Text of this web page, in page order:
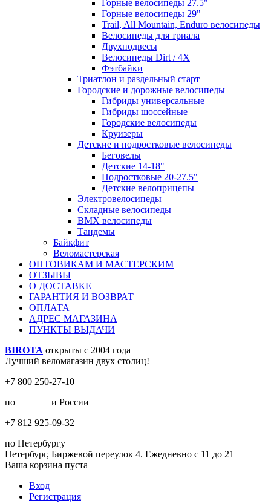
Горные велосипеды 27.5"
Горные велосипеды 29"
Trail, All Mountain, Enduro велосипеды
Велосипеды для триала
Двухподвесы
Велосипеды Dirt / 4X
Фэтбайки
Триатлон и раздельный старт
Городские и дорожные велосипеды
Гибриды универсальные
Гибриды шоссейные
Городские велосипеды
Круизеры
Детские и подростковые велосипеды
Беговелы
Детские 14-18"
Подростковые 20-27.5"
Детские велоприцепы
Электровелосипеды
Складные велосипеды
BMX велосипеды
Тандемы
Байкфит
Веломастерская
ОПТОВИКАМ И МАСТЕРСКИМ
ОТЗЫВЫ
О ДОСТАВКЕ
ГАРАНТИЯ И ВОЗВРАТ
ОПЛАТА
АДРЕС МАГАЗИНА
ПУНКТЫ ВЫДАЧИ
BIROTA открыты с 2004 года
Лучший веломагазин двух столиц!
+7 800 250-27-10
по
и России
+7 812 925-09-32
по Петербургу
Петербург, Биржевой переулок 4. Ежедневно с 11 до 21
Ваша корзина пуста
Вход
Регистрация